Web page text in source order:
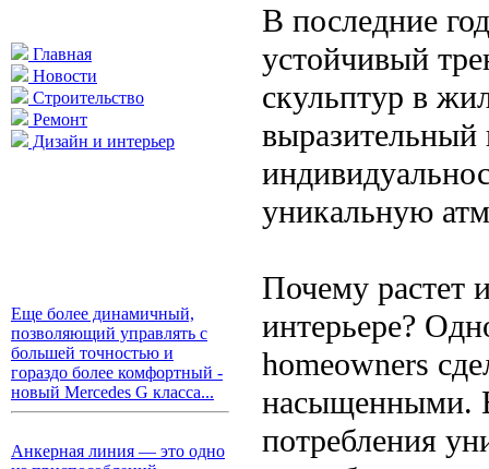
Главная
Новости
Строительство
Ремонт
Дизайн и интерьер
Еще более динамичный,
позволяющий управлять с
большей точностью и
гораздо более комфортный -
новый Mercedes G класса...
Анкерная линия — это одно
В последние
устойчивый
скульптур в
выразительный
уникальную
Почему растет
интерьере?
homeowners
насыщенными.
потребления